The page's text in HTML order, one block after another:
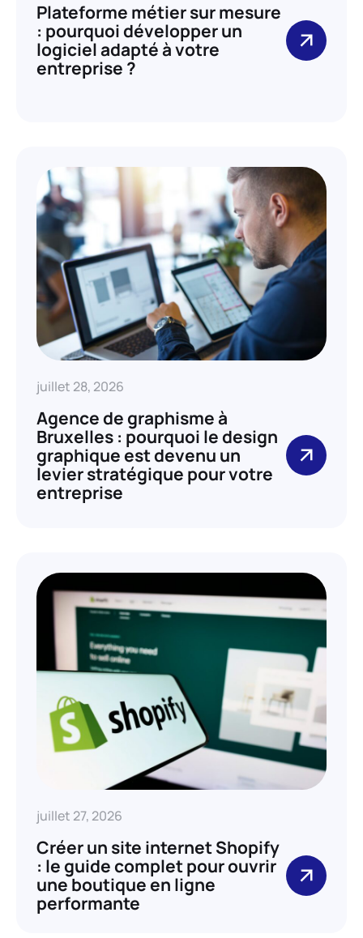
Plateforme métier sur mesure
: pourquoi développer un
logiciel adapté à votre
entreprise ?
juillet 28, 2026
Agence de graphisme à
Bruxelles : pourquoi le design
graphique est devenu un
levier stratégique pour votre
entreprise
juillet 27, 2026
Créer un site internet Shopify
: le guide complet pour ouvrir
une boutique en ligne
performante